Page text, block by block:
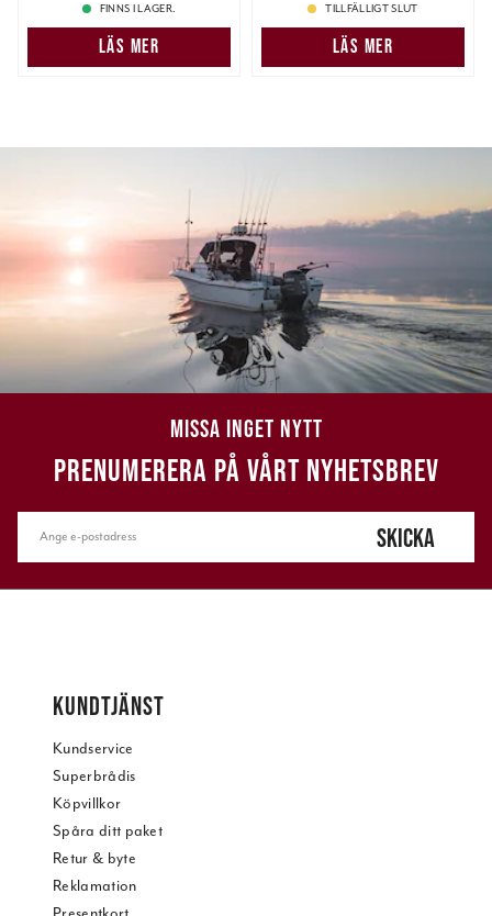
FINNS I LAGER.
LÄS MER
TILLFÄLLIGT SLUT
LÄS MER
MISSA INGET NYTT
PRENUMERERA PÅ VÅRT NYHETSBREV
SKICKA
KUNDTJÄNST
Kundservice
Superbrådis
Köpvillkor
Spåra ditt paket
Retur & byte
Reklamation